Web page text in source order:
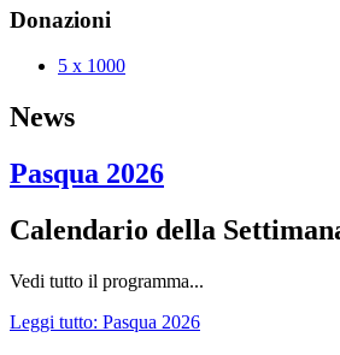
Donazioni
5 x 1000
News
Pasqua 2026
Calendario della
Vedi tutto il programma...
Leggi tutto: Pasqua 2026